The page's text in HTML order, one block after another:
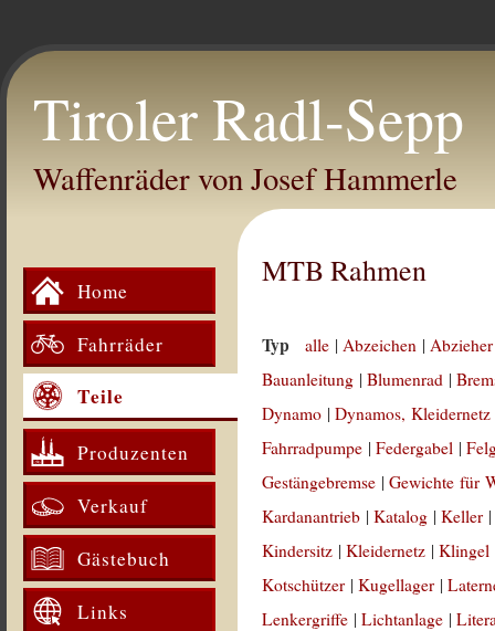
Tiroler Radl-Sepp
Waffenräder von Josef Hammerle
Home
Fahrräder
Teile
Produzenten
Verkauf
Gästebuch
Links
MTB Rahmen
Typ alle |Abzeichen |
Bauanleitung |Blumenrad |
Dynamo |Dynamos, Kleidernetz
Fahrradpumpe |Federgabel |
Gestängebremse |Gewichte für
Kardanantrieb |Katalog |Keller
Kindersitz |Kleidernetz |Klingel
Kotschützer |Kugellager |
Lenkergriffe |Lichtanlage |